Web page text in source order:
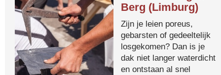
Berg (Limburg)
Zijn je leien poreus,
gebarsten of gedeeltelijk
losgekomen? Dan is je
dak niet langer waterdicht
en ontstaan al snel